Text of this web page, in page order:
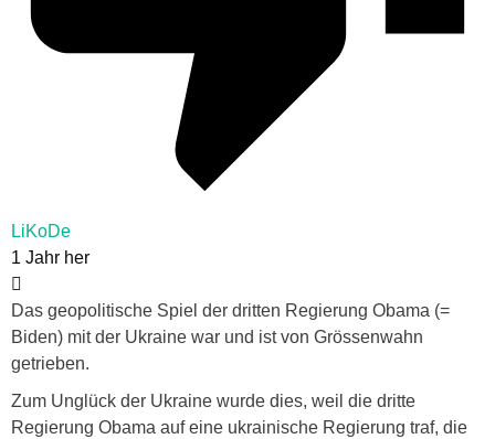
LiKoDe
1 Jahr her
Das geopolitische Spiel der dritten Regierung Obama (=
Biden) mit der Ukraine war und ist von Grössenwahn
getrieben.
Zum Unglück der Ukraine wurde dies, weil die dritte
Regierung Obama auf eine ukrainische Regierung traf, die